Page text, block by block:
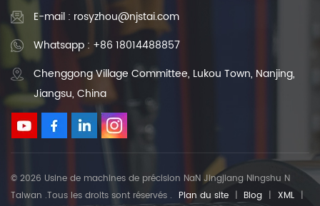
E-mail : rosyzhou@njstai.com
Whatsapp : +86 18014488857
Chenggong Village Committee, Lukou Town, Nanjing,
Jiangsu, China
© 2026 Usine de machines de précision NaN Jingjiang Ningshu N
Taiwan .Tous les droits sont réservés . Plan du site | Blog | XML |